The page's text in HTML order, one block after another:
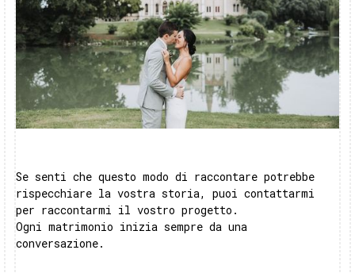
Se senti che questo modo di raccontare potrebbe
rispecchiare la vostra storia, puoi contattarmi
per raccontarmi il vostro progetto.
Ogni matrimonio inizia sempre da una
conversazione.